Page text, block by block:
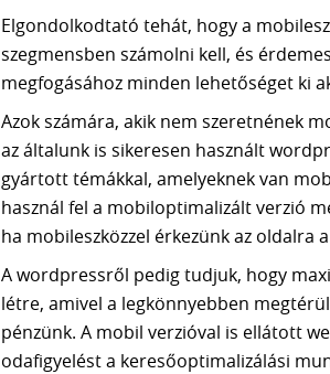
Elgondolkodtató tehát, hogy a
szegmensben számolni kell, és
megfogásához minden lehetőséget ki
Azok számára, akik nem szeretnének
az általunk is sikeresen használt
gyártott témákkal, amelyeknek van
használ fel a mobiloptimalizált verzió
ha mobileszközzel érkezünk az oldalra
A wordpressről pedig tudjuk, hogy
létre, amivel a legkönnyebben
pénzünk. A mobil verzióval is ellátott
odafigyelést a keresőoptimalizálási